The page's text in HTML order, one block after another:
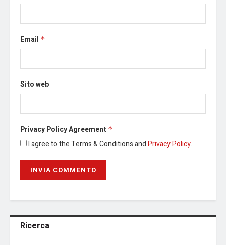
Email *
Sito web
Privacy Policy Agreement *
I agree to the Terms & Conditions andPrivacy Policy.
Ricerca